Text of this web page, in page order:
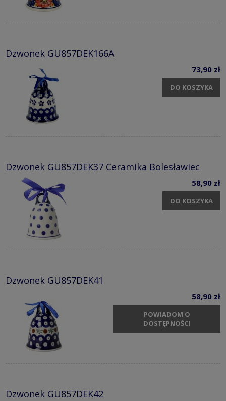
Dzwonek GU857DEK166A
73,90 zł
DO KOSZYKA
Dzwonek GU857DEK37 Ceramika Bolesławiec
58,90 zł
DO KOSZYKA
Dzwonek GU857DEK41
58,90 zł
POWIADOM O
DOSTĘPNOŚCI
Dzwonek GU857DEK42